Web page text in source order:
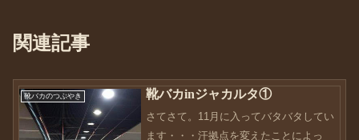
関連記事
靴バカのつぶやき 靴バカinジャカルタ①
さてさて。11月に入ってバタバタしてい
ます・・・汗拠点を変えたことによっ